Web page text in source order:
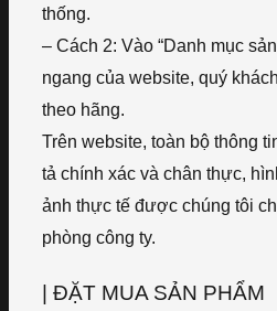
thống.
– Cách 2: Vào “Danh mục
ngang của website, quý
theo hãng.
Trên website, toàn bộ thông
tả chính xác và chân thực,
ảnh thực tế được chúng tôi
phòng công ty.
| ĐẶT MUA SẢN PHẨM